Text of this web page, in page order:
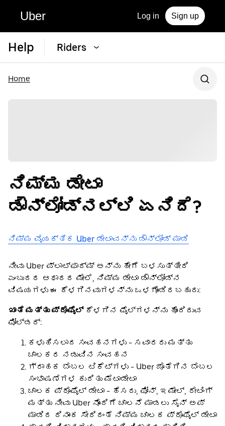
Uber Log in Sign up
Help Riders
Home
ನಿಮ್ಮ ಡೇಟಾ
ಡೌನ್‌ಲೋಡ್‌ನಲ್ಲಿ ಏನಿದೆ?
ನಿಮ್ಮ ವೈಯಕ್ತಿಕ Uber ಡೇಟಾವನ್ನು ಡೌನ್‌ಲೋಡ್ ಮಾಡಿ
ನೀವು Uber ಪ್ಲಾಟ್‌ಫಾರ್ಮ್ ಅನ್ನು ಹೇಗೆ ಬಳಸುತ್ತೀರಿ
ಎಂಬುದರ ಆಧಾರದ ಮೇಲೆ, ನಿಮ್ಮ ಡೇಟಾ ಡೌನ್‌ಲೋಡ್‌ನ
ವಿಷಯಗಳು ಈ ಕೆಳಗಿನವುಗಳನ್ನು ಒಳಗೊಂಡಿರಬಹುದು:
ಖಾತೆ ಮತ್ತು ಪ್ರೊಫೈಲ್ಕೆಳಗಿನ ಫೈಲ್‌ಗಳನ್ನು ಹೊಂದಿರುವ
ಫೋಲ್ಡರ್:
ಕಳುಹಿಸಲಾದ ಸಂವಹನಗಳು - ಸವಾರರು ಮತ್ತು
ಚಾಲಕರ ನಡುವಿನ ಸಂವಹನ
ಗ್ರಾಹಕ ಬೆಂಬಲ ಟಿಕೆಟ್‌ಗಳು - Uber ಜೊತೆಗಿನ ಬೆಂಬಲ
ಸಂಭಾಷಣೆಗಳ ಕುರಿತು ಮೆಟಾಡೇಟಾ
ಚಾಲಕ ಪ್ರೊಫೈಲ್ ಡೇಟಾ - ಹೆಸರು, ಫೋನ್, ಇಮೇಲ್, ರೇಟಿಂಗ್
ಮತ್ತು ನೀವು Uber ನೊಂದಿಗೆ ಚಾಲನೆ ಮಾಡಲು ಸೈನ್ ಅಪ್
ಮಾಡಿದ ದಿನಾಂಕ ಸೇರಿದಂತೆ ನಿಮ್ಮ ಚಾಲಕ ಪ್ರೊಫೈಲ್ ಡೇಟಾ